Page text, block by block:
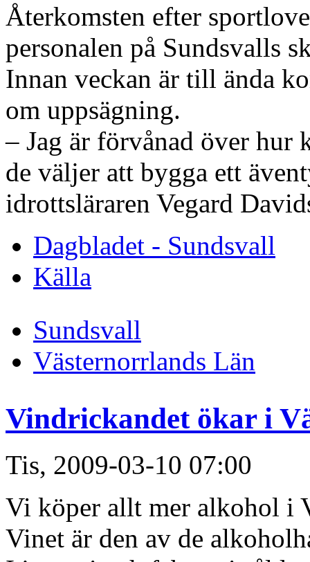
Återkomsten efter
personalen på Sundsvalls
Innan veckan är till ända
om uppsägning.
– Jag är förvånad över
de väljer att bygga ett
idrottsläraren Vegard
Dagbladet - Sundsvall
Källa
Sundsvall
Västernorrlands Län
Vindrickandet ökar i
Tis, 2009-03-10 07:00
Vi köper allt mer alkohol i
Vinet är den av de